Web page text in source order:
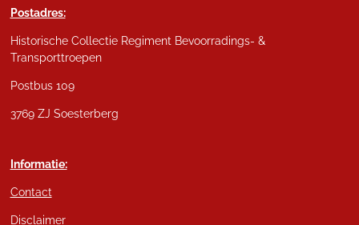
Postadres:
Historische Collectie Regiment Bevoorradings- &
Transporttroepen
Postbus 109
3769 ZJ Soesterberg
Informatie:
Contact
Disclaimer